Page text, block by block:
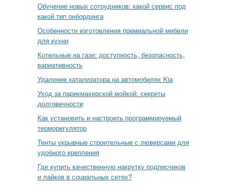
Обучение новых сотрудников: какой сервис под
какой тип онбординга
Особенности изготовления премиальной мебели
для кухни
Котельные на газе: доступность, безопасность,
вариативность
Удаление катализатора на автомобилях Kia
Уход за парикмахерской мойкой: секреты
долговечности
Как установить и настроить программируемый
терморегулятор
Тенты укрывные строительные с люверсами для
удобного крепления
Где купить качественную накрутку подписчиков
и лайков в социальных сетях?